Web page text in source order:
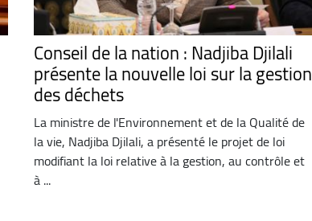
Conseil de la nation : Nadjiba Djilali
présente la nouvelle loi sur la gestion
des déchets
La ministre de l'Environnement et de la Qualité de
la vie, Nadjiba Djilali, a présenté le projet de loi
modifiant la loi relative à la gestion, au contrôle et
à ...